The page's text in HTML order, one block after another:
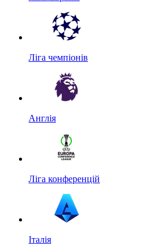
Ліга чемпіонів
Англія
Ліга конференцій
Італія